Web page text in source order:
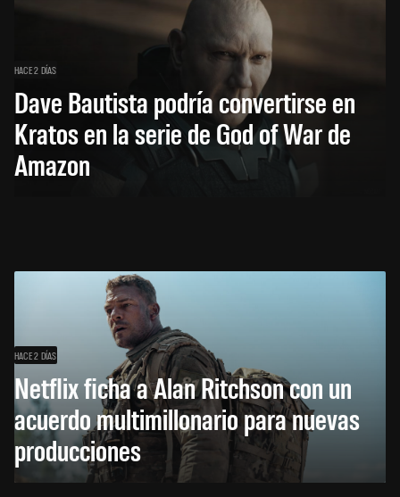
HACE 2 DÍAS
Dave Bautista podría convertirse en
Kratos en la serie de God of War de
Amazon
HACE 2 DÍAS
Netflix ficha a Alan Ritchson con un
acuerdo multimillonario para nuevas
producciones